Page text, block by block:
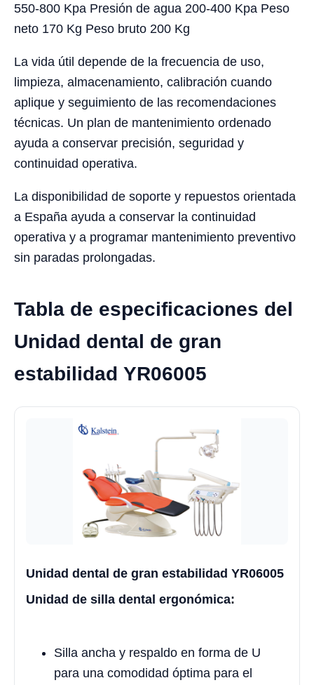
550-800 Kpa Presión de agua 200-400 Kpa Peso
neto 170 Kg Peso bruto 200 Kg
La vida útil depende de la frecuencia de uso,
limpieza, almacenamiento, calibración cuando
aplique y seguimiento de las recomendaciones
técnicas. Un plan de mantenimiento ordenado
ayuda a conservar precisión, seguridad y
continuidad operativa.
La disponibilidad de soporte y repuestos orientada
a España ayuda a conservar la continuidad
operativa y a programar mantenimiento preventivo
sin paradas prolongadas.
Tabla de especificaciones del
Unidad dental de gran
estabilidad YR06005
Unidad dental de gran estabilidad YR06005
Unidad de silla dental ergonómica:
Silla ancha y respaldo en forma de U
para una comodidad óptima para el